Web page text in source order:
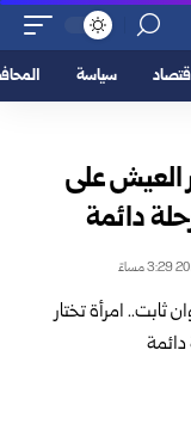
سياسة
العيش على
دائمة